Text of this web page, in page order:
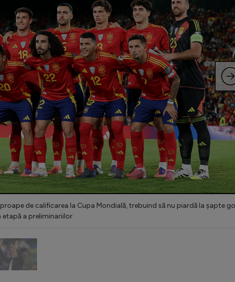
de calificarea la Cupa Mondială, trebuind să nu piardă la șapte
etapă a preliminariilor